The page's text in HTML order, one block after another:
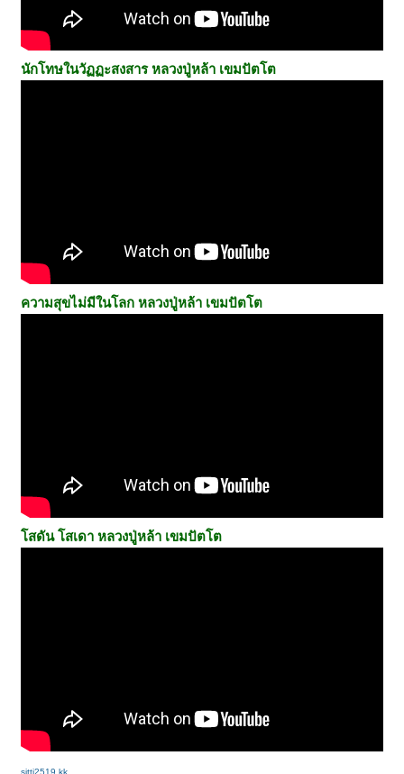
นักโทษในวัฏฏะสงสาร หลวงปู่หล้า เขมปัตโต
ความสุขไม่มีในโลก หลวงปู่หล้า เขมปัตโต
โสดัน โสเดา หลวงปู่หล้า เขมปัตโต
sitti2519 kk